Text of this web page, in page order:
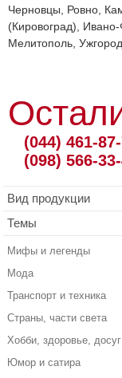
Черновцы, Ровно,
(Кировоград), Ивано-
Мелитополь, Ужгород
(044) 461-
(098) 566-
Вид продукции
Темы
Мифы и легенды
Мода
Транспорт и техника
Страны, части света
Хобби, здоровье, досуг
Юмор и сатира